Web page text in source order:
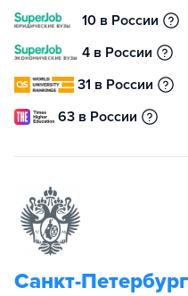
10 в России
4 в России
31 в России
63 в России
Санкт-